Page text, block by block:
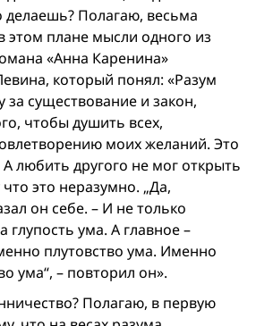
делаешь? Полагаю, весьма
этом плане мысли одного из
«Анна Каренина»
который понял: «Разум
за существование и закон,
чтобы душить всех,
моих желаний. Это
любить другого не мог открыть
это неразумно. „Да,
он себе. – И не только
глупость ума. А главное –
плутовство ума. Именно
ума“, – повторил он».
Полагаю, в первую